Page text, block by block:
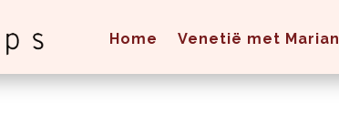
Home Venetië met Marian